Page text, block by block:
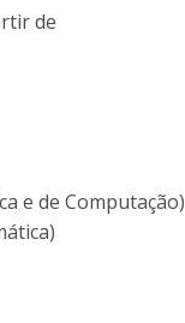
de
e de Computação)